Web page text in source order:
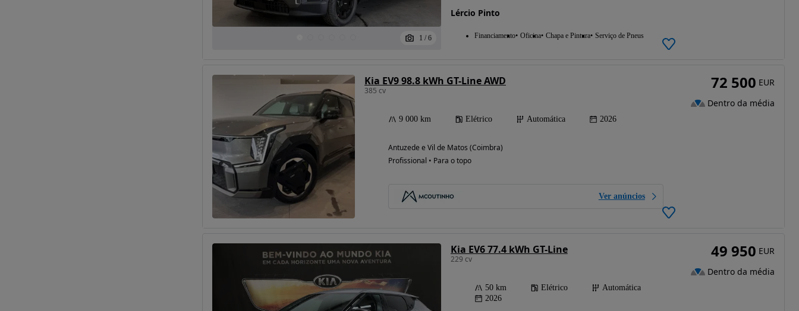
1 / 6
Lércio Pinto
Financiamento Oficina Chapa e Pintura Serviço de Pneus
Kia EV9 98.8 kWh GT-Line AWD
385 cv
9 000 km Elétrico Automática 2026
Antuzede e Vil de Matos (Coimbra)
Profissional • Para o topo
Ver anúncios
72 500 EUR
Dentro da média
Kia EV6 77.4 kWh GT-Line
229 cv
50 km Elétrico
Automática
2026
49 950 EUR
Dentro da média